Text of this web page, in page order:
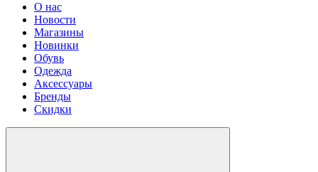
О нас
Новости
Магазины
Новинки
Обувь
Одежда
Аксессуары
Бренды
Скидки